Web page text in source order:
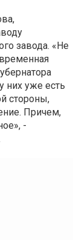
завода. «Не
них уже есть
стороны,
Причем,
-